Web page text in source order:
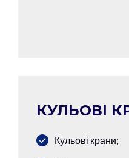
КУЛЬОВІ
Кульові крани;